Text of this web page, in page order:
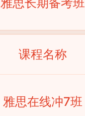
课程名称
雅思在线冲7班